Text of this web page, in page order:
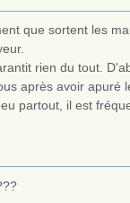
que sortent les
rien du tout.
après avoir apuré
partout, il est